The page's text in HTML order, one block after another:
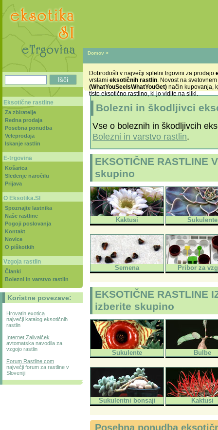
Domov >
Dobrodošli v največji spletni trgovini za prodajo
vrstami eksotičnih rastlin. Novost na
(WhatYouSeeIsWhatYouGet) način kupovanja,
tisto eksotično rastlino, ki jo vidite na sliki.
Bolezni in škodljivci
Vse o boleznih in škodljivcih
Bolezni in varstvo rastlin.
EKSOTIČNE RASTLINE
skupino
Kaktusi Sukulente
Semena Pribor za
EKSOTIČNE RASTLINE
izberite skupino
Sukulente Bulbe
Sukulentni bonsaji Kaktusi
Posebna ponudba
Eksotične rastline
Za zbiratelje
Redna prodaja
Posebna ponudba
Veleprodaja
Iskanje rastlin
E-trgovina
Košarica
Sledenje naročilu
Prijava
O Eksotika.SI
Spoznajte lastnika
Naše rastline
Pogoji poslovanja
Kontakt
Novice
O piškotkih
Vzgoja rastlin
Članki
Bolezni in varstvo rastlin
Koristne povezave:
Hrovatin exotica
največji katalog eksotičnih
rastlin
Internet Zalivalček
avtomatska navodila za
vzgojo rastlin
Forum Rastline.com
največji forum za rastline v
Sloveniji